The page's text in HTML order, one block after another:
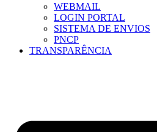
WEBMAIL
LOGIN PORTAL
SISTEMA DE ENVIOS
PNCP
TRANSPARÊNCIA